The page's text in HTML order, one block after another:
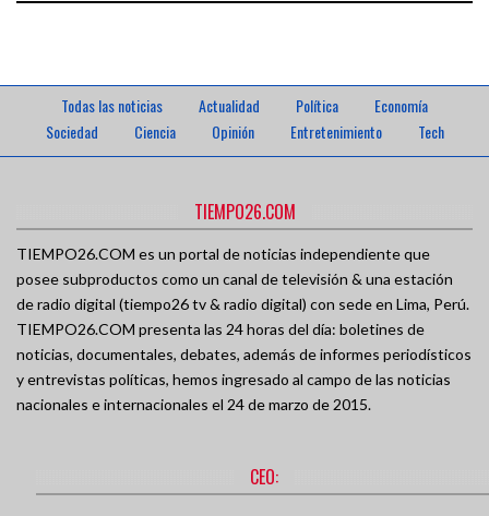
Todas las noticias Actualidad Política
Economía
Sociedad
Ciencia Opinión Entretenimiento Tech
TIEMPO26.COM
TIEMPO26.COM es un portal de noticias independiente que
posee subproductos como un canal de televisión & una estación
de radio digital (tiempo26 tv & radio digital) con sede en Lima, Perú.
TIEMPO26.COM presenta las 24 horas del día: boletines de
noticias, documentales, debates, además de informes periodísticos
y entrevistas políticas, hemos ingresado al campo de las noticias
nacionales e internacionales el 24 de marzo de 2015.
CEO: